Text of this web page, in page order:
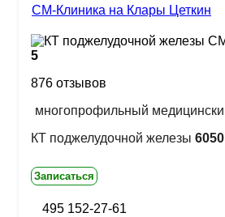
СМ-Клиника на Клары Цеткин
5
876 отзывов
многопрофильный
КТ поджелудочной железы
Записаться
495 152-27-61